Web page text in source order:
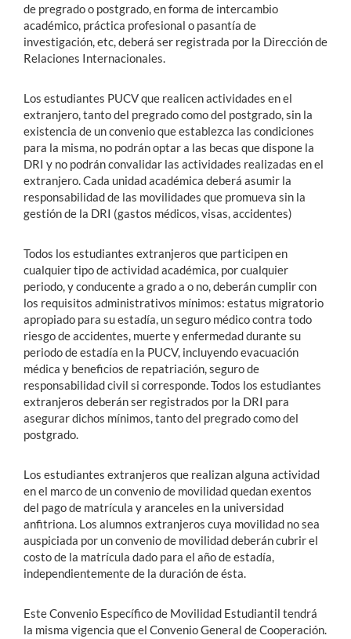
de pregrado o postgrado, en forma de intercambio
académico, práctica profesional o pasantía de
investigación, etc, deberá ser registrada por la Dirección de
Relaciones Internacionales.
Los estudiantes PUCV que realicen actividades en el
extranjero, tanto del pregrado como del postgrado, sin la
existencia de un convenio que establezca las condiciones
para la misma, no podrán optar a las becas que dispone la
DRI y no podrán convalidar las actividades realizadas en el
extranjero. Cada unidad académica deberá asumir la
responsabilidad de las movilidades que promueva sin la
gestión de la DRI (gastos médicos, visas, accidentes)
Todos los estudiantes extranjeros que participen en
cualquier tipo de actividad académica, por cualquier
periodo, y conducente a grado a o no, deberán cumplir con
los requisitos administrativos mínimos: estatus migratorio
apropiado para su estadía, un seguro médico contra todo
riesgo de accidentes, muerte y enfermedad durante su
periodo de estadía en la PUCV, incluyendo evacuación
médica y beneficios de repatriación, seguro de
responsabilidad civil si corresponde. Todos los estudiantes
extranjeros deberán ser registrados por la DRI para
asegurar dichos mínimos, tanto del pregrado como del
postgrado.
Los estudiantes extranjeros que realizan alguna actividad
en el marco de un convenio de movilidad quedan exentos
del pago de matrícula y aranceles en la universidad
anfitriona. Los alumnos extranjeros cuya movilidad no sea
auspiciada por un convenio de movilidad deberán cubrir el
costo de la matrícula dado para el año de estadía,
independientemente de la duración de ésta.
Este Convenio Específico de Movilidad Estudiantil tendrá
la misma vigencia que el Convenio General de Cooperación.